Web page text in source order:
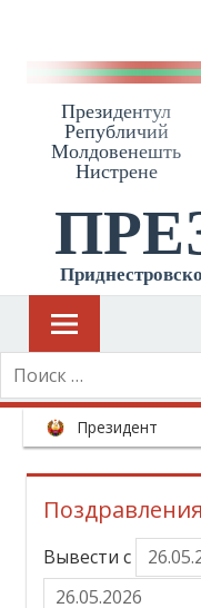
Президентул
Републичий
Молдовенешть
Нистрене
Президент
Вывести с